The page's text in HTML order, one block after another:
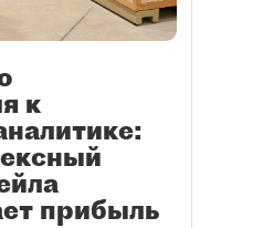
к
прибыль